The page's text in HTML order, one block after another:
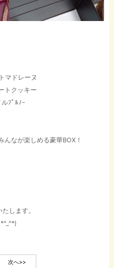
マドレーヌ
トクッキー
ﾌﾟﾙﾉｰ
なが楽しめる豪華BOX！
します。
次へ>>